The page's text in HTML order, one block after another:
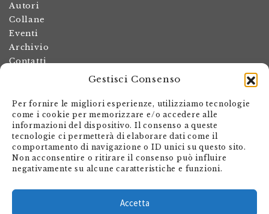
Gestisci Consenso
Per fornire le migliori esperienze, utilizziamo tecnologie
come i cookie per memorizzare e/o accedere alle
informazioni del dispositivo. Il consenso a queste
tecnologie ci permetterà di elaborare dati come il
comportamento di navigazione o ID unici su questo sito.
Non acconsentire o ritirare il consenso può influire
negativamente su alcune caratteristiche e funzioni.
Accetta
Autori
Collane
Eventi
Archivio
Contatti
Termini e condizioni
Spese di spedizione
Politica dei resi
Informativa sulla privacy
Il mio account
Carrello
Via Giovanni Antonio Orelli 29